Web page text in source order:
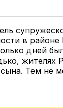
в
дней
Тем не